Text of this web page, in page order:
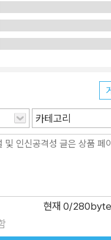
을 기를 수 있습니다. ‘정
으로 기사 속 배경지식과
아이들이 마치 교실에서
하고 유익한 첫걸음이 되
카테고리
현재 0/280byte